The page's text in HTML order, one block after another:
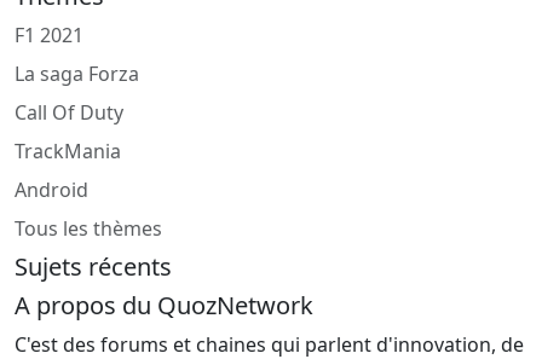
F1 2021
La saga Forza
Call Of Duty
TrackMania
Android
Tous les thèmes
Sujets récents
A propos du QuozNetwork
C'est des forums et chaines qui parlent d'innovation, de